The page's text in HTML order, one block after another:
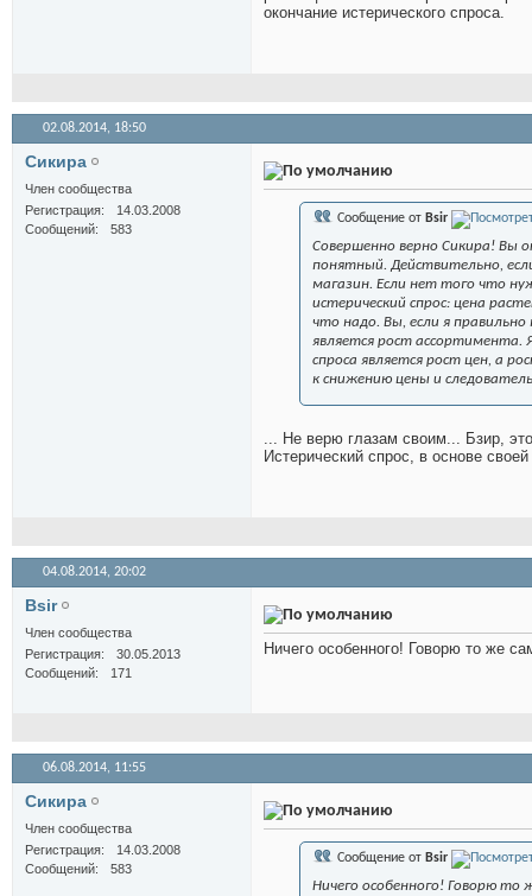
окончание истерического спроса.
02.08.2014, 18:50
Сикира
Член сообщества
Регистрация
14.03.2008
Сообщений
583
Сообщение от Bsir
Совершенно верно Сикира! Вы
понятный. Действительно,
магазин. Если нет того что
истерический спрос: цена
что надо. Вы, если я
является рост ассортимента.
спроса является рост цен, а
к снижению цены и
... Не верю глазам своим... Бзир,
Истерический спрос, в основе
04.08.2014, 20:02
Bsir
Член сообщества
Регистрация
30.05.2013
Сообщений
171
Ничего особенного! Говорю то же
06.08.2014, 11:55
Сикира
Член сообщества
Регистрация
14.03.2008
Сообщений
583
Сообщение от Bsir
Ничего особенного! Говорю то